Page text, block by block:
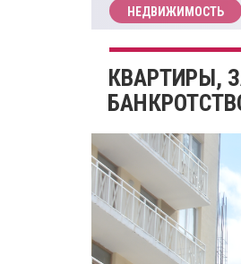
НЕДВИЖИМОСТЬ
КВАРТИРЫ,